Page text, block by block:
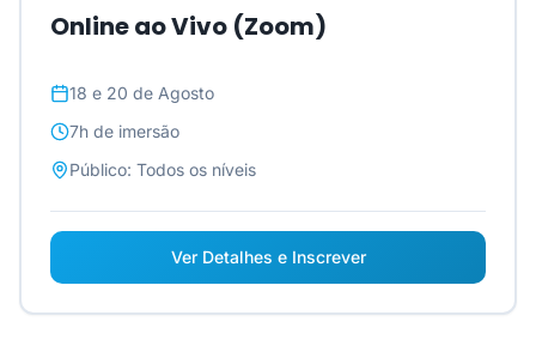
Online ao Vivo (Zoom)
18 e 20 de Agosto
7h de imersão
Público: Todos os níveis
Ver Detalhes e Inscrever